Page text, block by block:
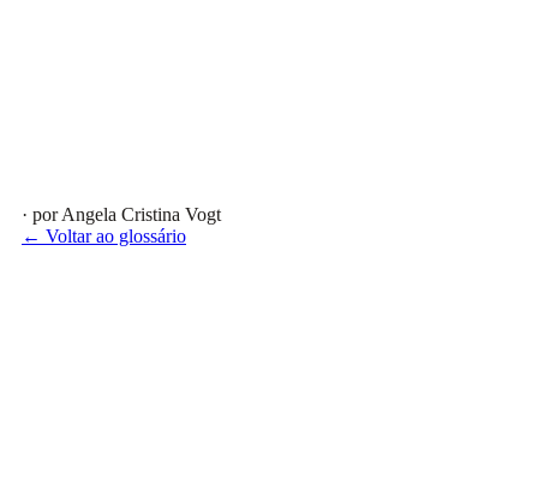
· por Angela Cristina Vogt
← Voltar ao glossário